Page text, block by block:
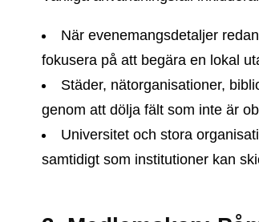
När evenemangsdetaljer
fokusera på att begära en lokal
Städer, nätorganisationer,
genom att dölja fält som inte är
Universitet och stora
samtidigt som institutioner kan